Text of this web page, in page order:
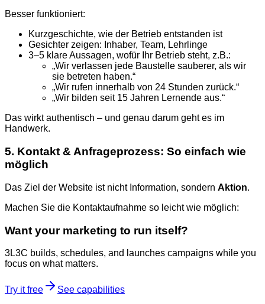
Besser funktioniert:
Kurzgeschichte, wie der Betrieb entstanden ist
Gesichter zeigen: Inhaber, Team, Lehrlinge
3–5 klare Aussagen, wofür Ihr Betrieb steht, z.B.:
„Wir verlassen jede Baustelle sauberer, als wir
sie betreten haben.“
„Wir rufen innerhalb von 24 Stunden zurück.“
„Wir bilden seit 15 Jahren Lernende aus.“
Das wirkt authentisch – und genau darum geht es im
Handwerk.
5. Kontakt & Anfrageprozess: So einfach wie
möglich
Das Ziel der Website ist nicht Information, sondern Aktion.
Machen Sie die Kontaktaufnahme so leicht wie möglich:
Want your marketing to run itself?
3L3C builds, schedules, and launches campaigns while you
focus on what matters.
Try it free
See capabilities